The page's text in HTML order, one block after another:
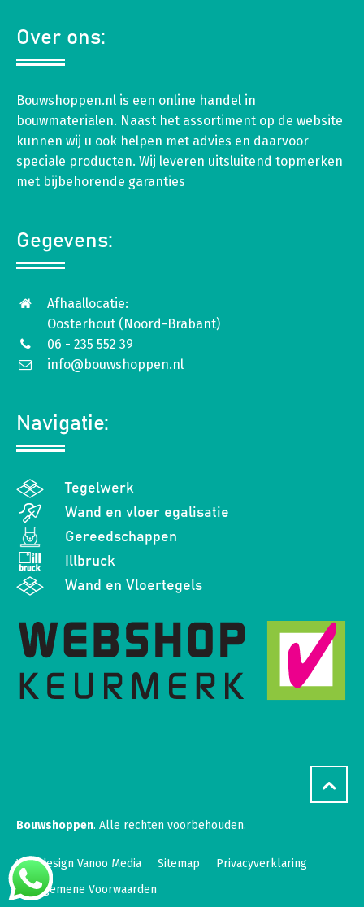
Over ons:
Bouwshoppen.nl is een online handel in
bouwmaterialen. Naast het assortiment op de website
kunnen wij u ook helpen met advies en daarvoor
speciale producten. Wij leveren uitsluitend topmerken
met bijbehorende garanties
Gegevens:
Afhaallocatie:
Oosterhout (Noord-Brabant)
06 - 235 552 39
info@bouwshoppen.nl
Navigatie:
Tegelwerk
Wand en vloer egalisatie
Gereedschappen
Illbruck
Wand en Vloertegels
Bouwshoppen. Alle rechten voorbehouden.
Webdesign Vanoo Media Sitemap
Privacyverklaring
Algemene Voorwaarden